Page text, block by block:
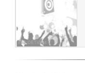
Bild: OETicket